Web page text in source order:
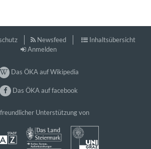
Newsfeed
Inhaltsübersicht
Anmelden
Das ÖKA auf Wikipedia
Das ÖKA auf facebook
Unterstützung von